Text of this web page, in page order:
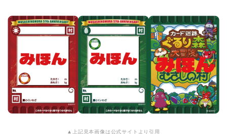
▲上記見本画像は公式サイトより引用